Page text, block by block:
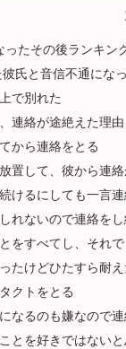
ったその後ランキン
氏と音信不通にな
で別れた
連絡が途絶えた理
から連絡をとる
置して、彼から連
けるにしても一言
れないので連絡を
をすべてし、それ
たけどひたすら耐え
クトをとる
なるのも嫌なので
とを好きではない